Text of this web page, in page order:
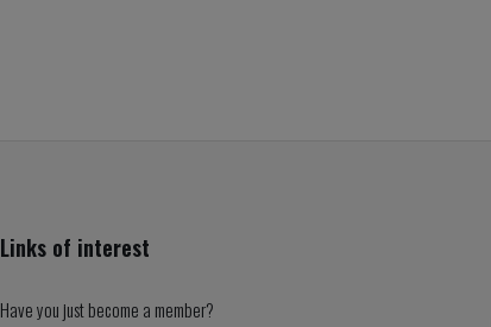
Links of interest
Have you just become a member?